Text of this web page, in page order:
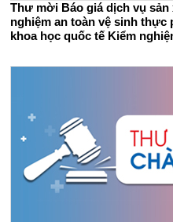
Thư mời Báo giá dịch vụ
nghiệm an toàn vệ sinh thực phẩm quốc gia và
khoa học quốc tế Kiểm